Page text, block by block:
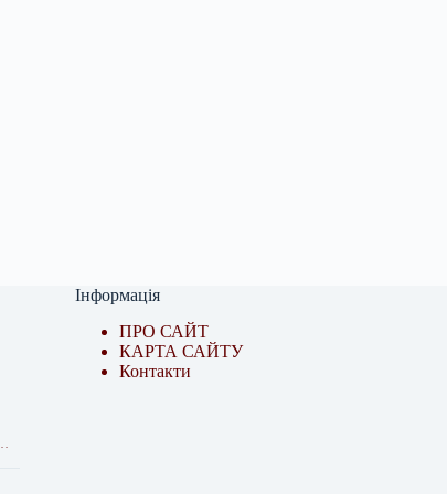
Інформація
ПРО САЙТ
КАРТА САЙТУ
Контакти